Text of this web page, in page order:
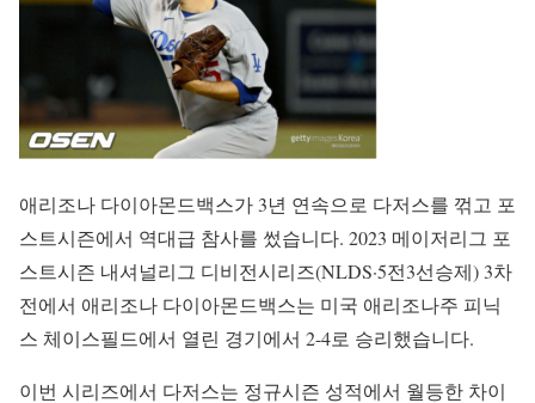
애리조나 다이아몬드백스가 3년 연속으로 다저스를 꺾고 포
스트시즌에서 역대급 참사를 썼습니다. 2023 메이저리그 포
스트시즌 내셔널리그 디비전시리즈(NLDS·5전3선승제) 3차
전에서 애리조나 다이아몬드백스는 미국 애리조나주 피닉
스 체이스필드에서 열린 경기에서 2-4로 승리했습니다.
이번 시리즈에서 다저스는 정규시즌 성적에서 월등한 차이